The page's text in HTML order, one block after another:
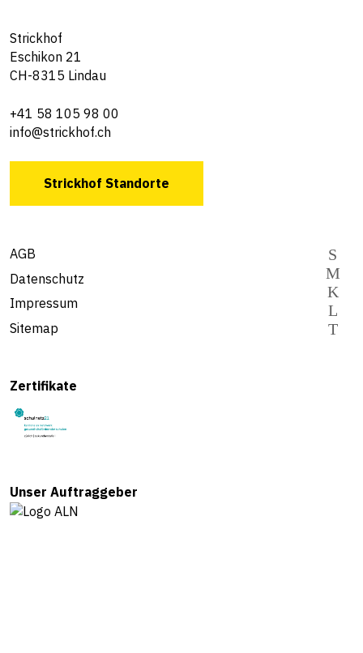
Strickhof
Eschikon 21
CH-8315 Lindau
+41 58 105 98 00
info@strickhof.ch
Strickhof Standorte
AGB
Datenschutz
Impressum
Sitemap
Zertifikate
Unser Auftraggeber